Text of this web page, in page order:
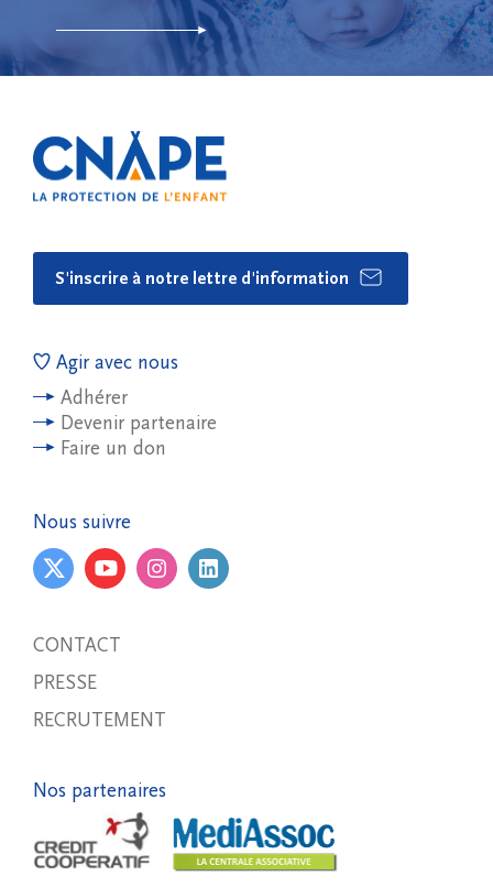
S'inscrire à notre lettre d'information
Agir avec nous
Adhérer
Devenir partenaire
Faire un don
Nous suivre
CONTACT
PRESSE
RECRUTEMENT
Nos partenaires